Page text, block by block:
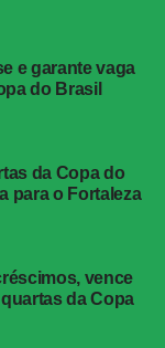
do segundo
da Silva Sousa
e garante vaga
do Brasil
da Copa do
para o Fortaleza
vence
da Copa